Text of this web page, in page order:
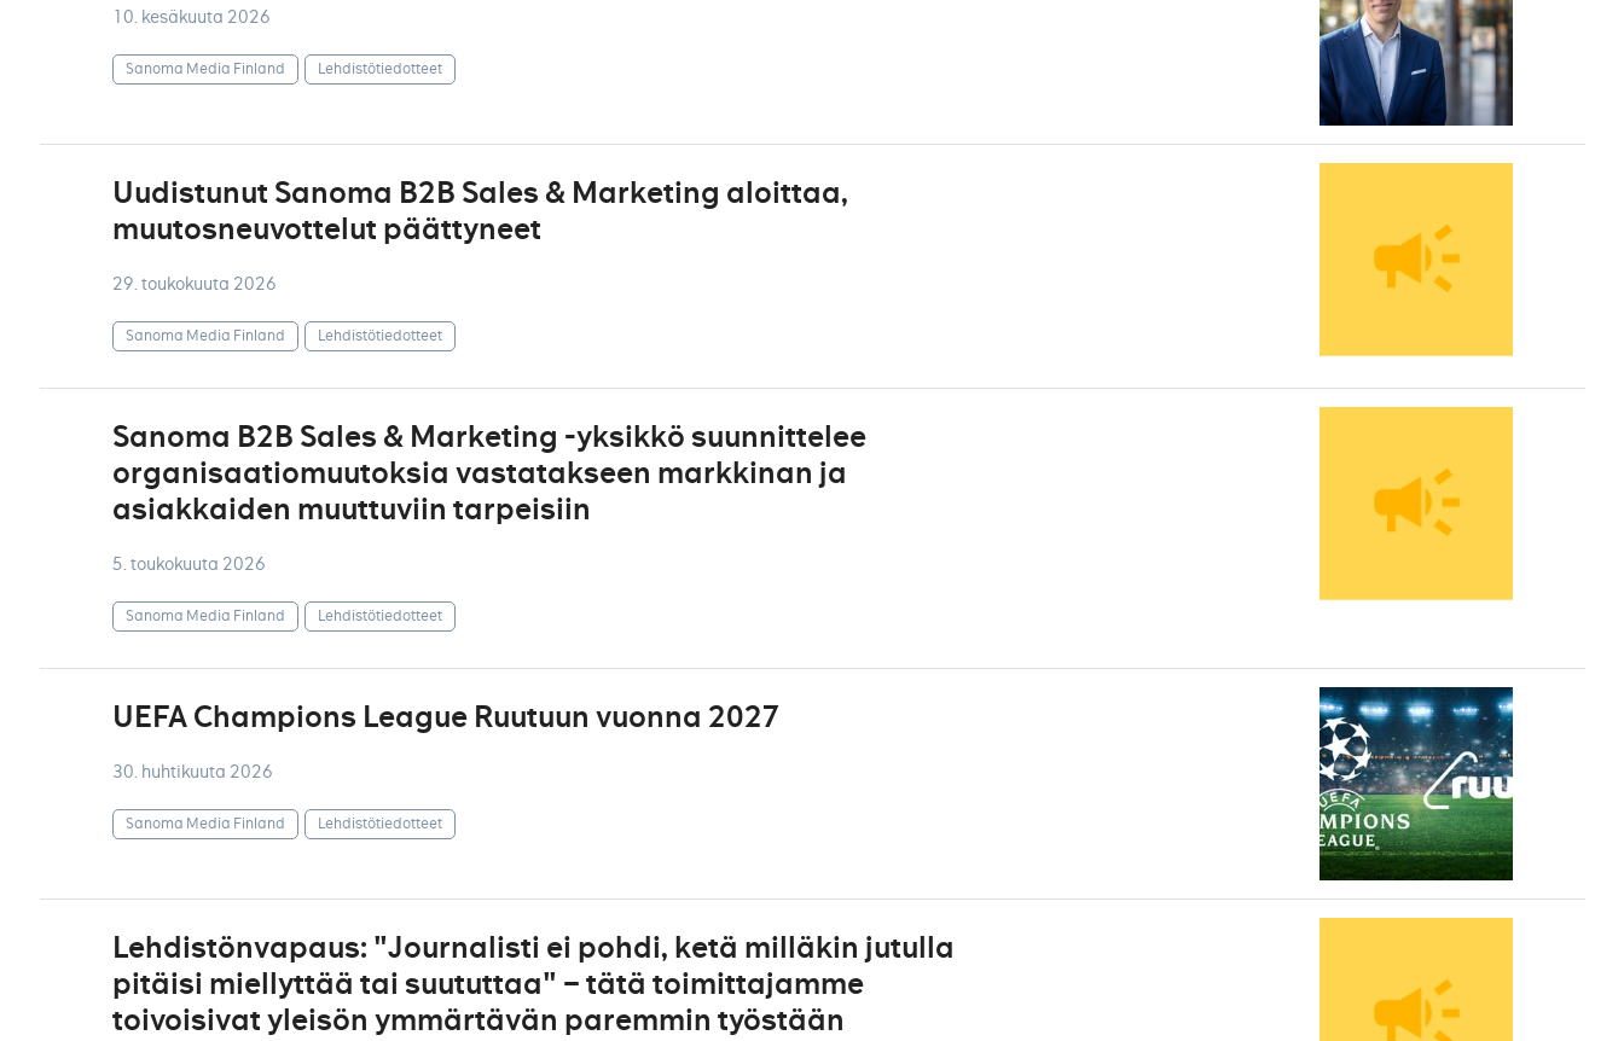
10. kesäkuuta 2026
Sanoma Media Finland Lehdistötiedotteet
Uudistunut Sanoma B2B Sales & Marketing aloittaa,
muutosneuvottelut päättyneet
29. toukokuuta 2026
Sanoma Media Finland Lehdistötiedotteet
Sanoma B2B Sales & Marketing -yksikkö suunnittelee
organisaatiomuutoksia vastatakseen markkinan ja
asiakkaiden muuttuviin tarpeisiin
5. toukokuuta 2026
Sanoma Media Finland Lehdistötiedotteet
UEFA Champions League Ruutuun vuonna 2027
30. huhtikuuta 2026
Sanoma Media Finland Lehdistötiedotteet
Lehdistönvapaus: "Journalisti ei pohdi, ketä milläkin jutulla
pitäisi miellyttää tai suututtaa" – tätä toimittajamme
toivoisivat yleisön ymmärtävän paremmin työstään